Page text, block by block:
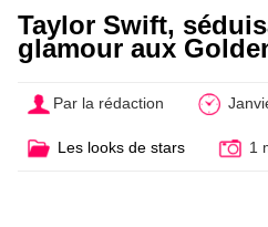
Taylor Swift,
glamour aux
Par la rédaction
Les looks de stars 1